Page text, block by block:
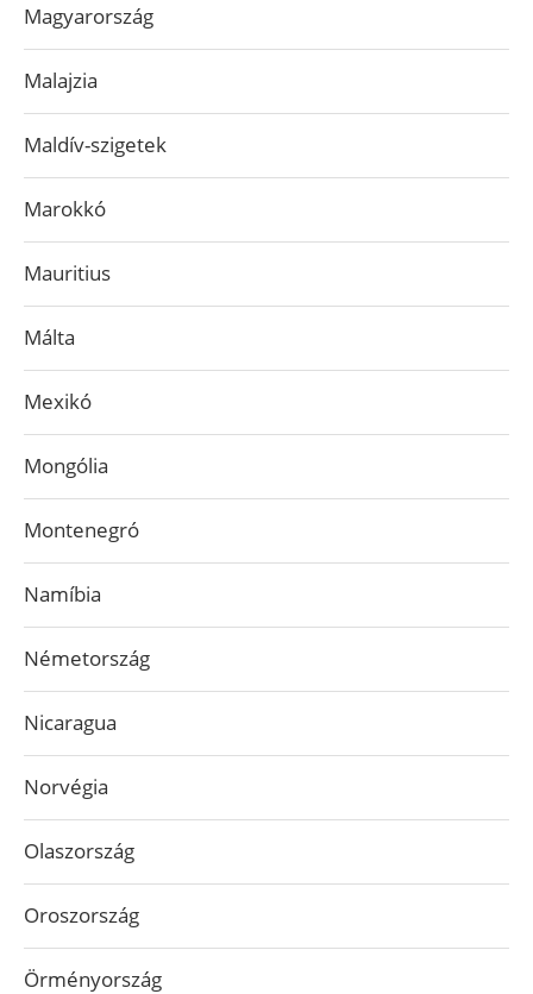
Magyarország
Malajzia
Maldív-szigetek
Marokkó
Mauritius
Málta
Mexikó
Mongólia
Montenegró
Namíbia
Németország
Nicaragua
Norvégia
Olaszország
Oroszország
Örményország